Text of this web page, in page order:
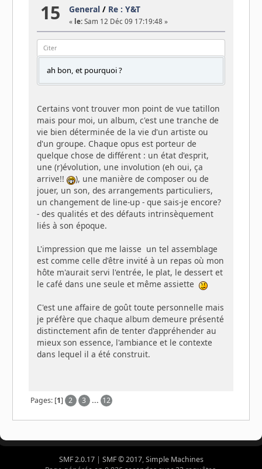
15 General / Re : Y&T
« le: Sam 12 Déc 09 17:19:48 »
Citer
ah bon, et pourquoi ?
Certains vont trouver mon point de vue tatillon
mais pour moi, un album, c'est une tranche de
vie bien déterminée de la vie d'un artiste ou
d'un groupe. Chaque opus est porteur de
quelque chose de différent : un état d'esprit,
une (r)évolution, une involution (eh oui, ça
arrive!!
), une manière de composer ou de
jouer, un son, des arrangements particuliers,
un changement de line-up - que sais-je encore?
- des qualités et des défauts intrinsèquement
liés à son époque.
L'impression que me laisse un tel assemblage
est comme celle d'être invité à un repas où mon
hôte m'aurait servi l'entrée, le plat, le dessert et
le café dans une seule et même assiette
C'est une affaire de goût toute personnelle mais
je préfère que chaque album demeure présenté
distinctement afin de tenter d'appréhender au
mieux son essence, l'ambiance et le contexte
dans lequel il a été construit.
Pages: [1] 2 3 ... 12
SMF 2.0.17| SMF © 2017,Simple Machines